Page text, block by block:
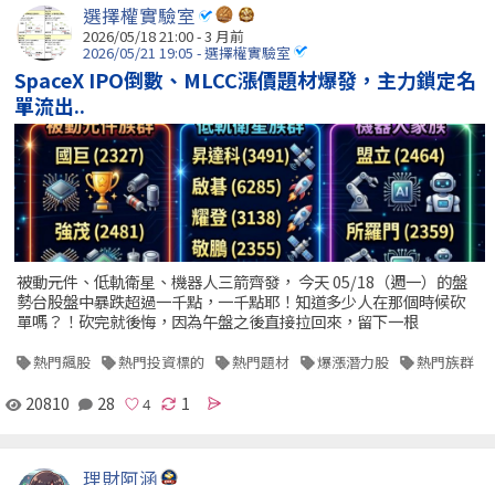
選擇權實驗室
2026/05/18 21:00 - 3 月前
2026/05/21 19:05 - 選擇權實驗室
SpaceX IPO倒數、MLCC漲價題材爆發，主力鎖定名
單流出..
被動元件、低軌衛星、機器人三箭齊發， 今天 05/18（週一）的盤
勢台股盤中暴跌超過一千點，一千點耶！知道多少人在那個時候砍
單嗎？！砍完就後悔，因為午盤之後直接拉回來，留下一根
熱門飆股 熱門投資標的 熱門題材 爆漲潛力股 熱門族群
20810 28 1
理財阿涵